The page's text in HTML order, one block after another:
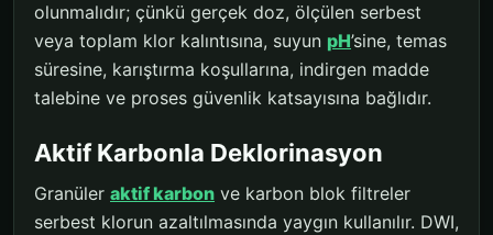
olunmalıdır; çünkü gerçek doz, ölçülen serbest
veya toplam klor kalıntısına, suyun pH’sine, temas
süresine, karıştırma koşullarına, indirgen madde
talebine ve proses güvenlik katsayısına bağlıdır.
Aktif Karbonla Deklorinasyon
Granüler aktif karbon ve karbon blok filtreler
serbest klorun azaltılmasında yaygın kullanılır. DWI,